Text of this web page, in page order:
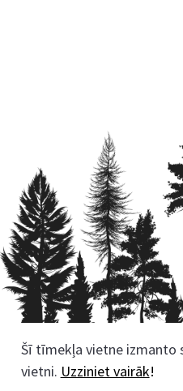
Rekvizīti
Šī tīmekļa vietne izmanto
vietni. Uzziniet vairāk!